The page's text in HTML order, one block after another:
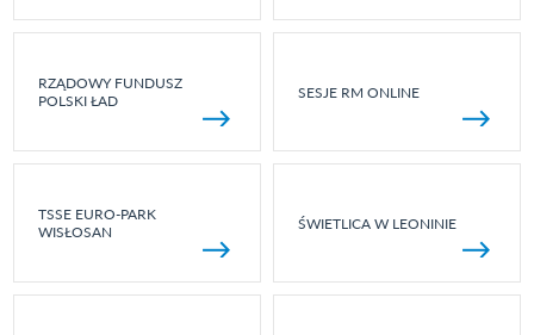
RZĄDOWY FUNDUSZ
POLSKI ŁAD
SESJE RM ONLINE
TSSE EURO-PARK
WISŁOSAN
ŚWIETLICA W LEONINIE